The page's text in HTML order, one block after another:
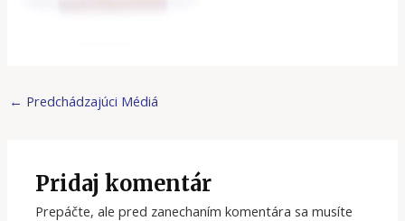
← Predchádzajúci Médiá
Pridaj komentár
Prepáčte, ale pred zanechaním komentára sa musíte